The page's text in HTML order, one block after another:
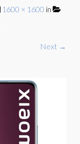
1600 × 1600 in
Next →